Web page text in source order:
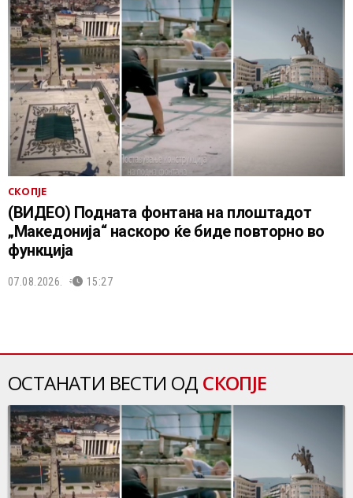
СКОПЈЕ
(ВИДЕО) Подната фонтана на плоштадот
„Македонија“ наскоро ќе биде повторно во
функција
07.08.2026. 15:27
ОСТАНАТИ ВЕСТИ ОД СКОПЈЕ